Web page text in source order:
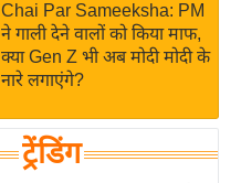
Chai Par Sameeksha: PM
ने गाली देने वालों को किया माफ,
क्या Gen Z भी अब मोदी मोदी के
नारे लगाएंगे?
ट्रेंडिंग